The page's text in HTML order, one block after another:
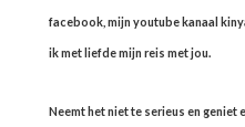
facebook, mijn youtube kanaal
ik met liefde mijn reis met jou.
Neemt het niet te serieus en geniet